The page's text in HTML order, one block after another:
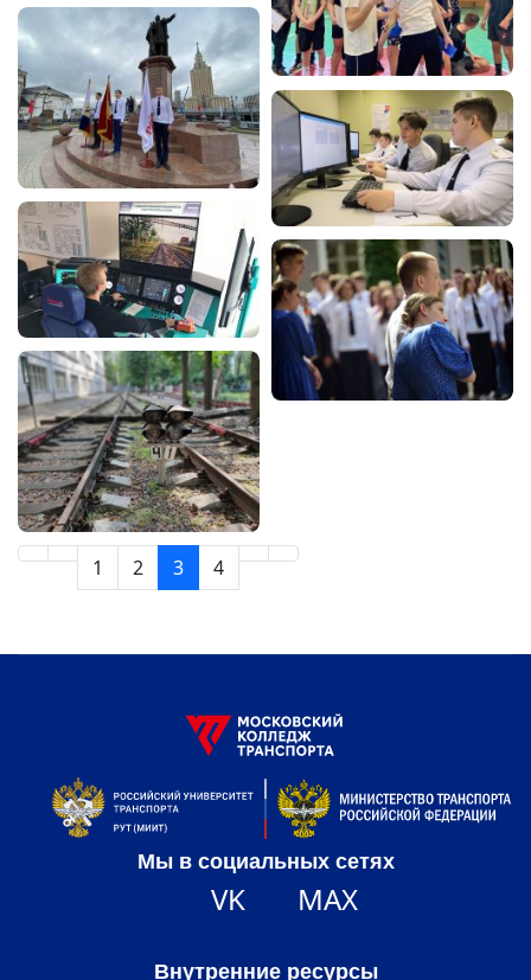
1 2 3 4
Мы в социальных сетях
VK MAX
Внутренние ресурсы